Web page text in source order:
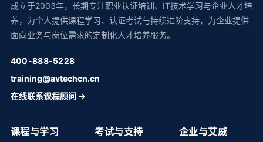
成立于2003年，长期专注职业认证培训、IT技术学习与企业人才培
养，为个人提供课程学习、认证考试与持续进阶支持，为企业提供
面向业务与岗位需求的定制化人才培养服务。
400-888-5228
training@avtechcn.cn
在线联系课程顾问 →
课程与学习 考试与支持 企业与艾威